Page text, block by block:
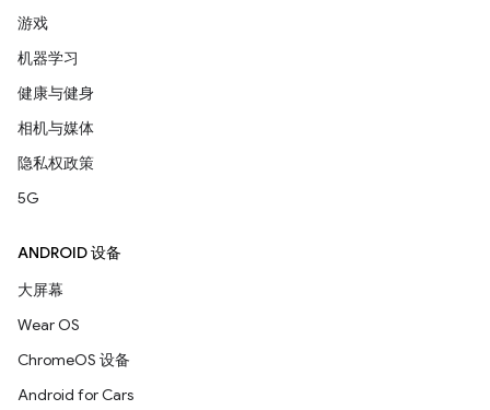
游戏
机器学习
健康与健身
相机与媒体
隐私权政策
5G
ANDROID 设备
大屏幕
Wear OS
ChromeOS 设备
Android for Cars